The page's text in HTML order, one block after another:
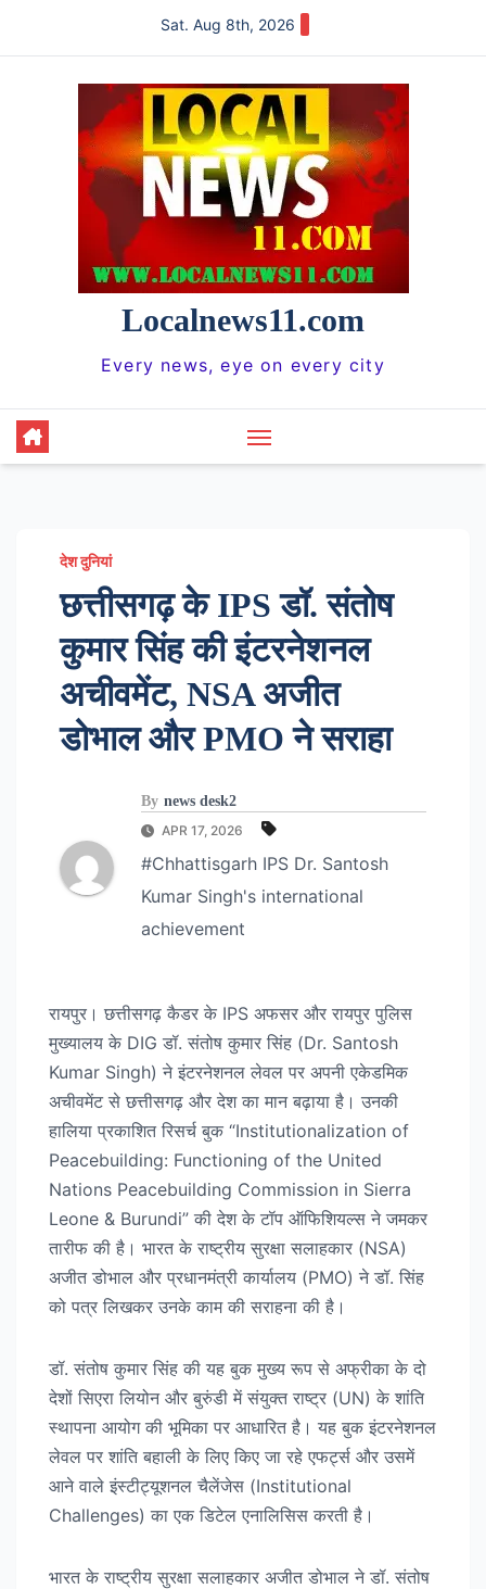
Sat. Aug 8th, 2026
Localnews11.com
Every news, eye on every city
देश दुनियां
छत्तीसगढ़ के IPS डॉ. संतोष
कुमार सिंह की इंटरनेशनल
अचीवमेंट, NSA अजीत
डोभाल और PMO ने सराहा
By news desk2
APR 17, 2026
#Chhattisgarh IPS Dr. Santosh
Kumar Singh's international
achievement
रायपुर। छत्तीसगढ़ कैडर के IPS अफसर और रायपुर पुलिस
मुख्यालय के DIG डॉ. संतोष कुमार सिंह (Dr. Santosh
Kumar Singh) ने इंटरनेशनल लेवल पर अपनी एकेडमिक
अचीवमेंट से छत्तीसगढ़ और देश का मान बढ़ाया है। उनकी
हालिया प्रकाशित रिसर्च बुक “Institutionalization of
Peacebuilding: Functioning of the United
Nations Peacebuilding Commission in Sierra
Leone & Burundi” की देश के टॉप ऑफिशियल्स ने जमकर
तारीफ की है। भारत के राष्ट्रीय सुरक्षा सलाहकार (NSA)
अजीत डोभाल और प्रधानमंत्री कार्यालय (PMO) ने डॉ. सिंह
को पत्र लिखकर उनके काम की सराहना की है।
डॉ. संतोष कुमार सिंह की यह बुक मुख्य रूप से अफ्रीका के दो
देशों सिएरा लियोन और बुरुंडी में संयुक्त राष्ट्र (UN) के शांति
स्थापना आयोग की भूमिका पर आधारित है। यह बुक इंटरनेशनल
लेवल पर शांति बहाली के लिए किए जा रहे एफर्ट्स और उसमें
आने वाले इंस्टीट्यूशनल चैलेंजेस (Institutional
Challenges) का एक डिटेल एनालिसिस करती है।
भारत के राष्ट्रीय सुरक्षा सलाहकार अजीत डोभाल ने डॉ. संतोष